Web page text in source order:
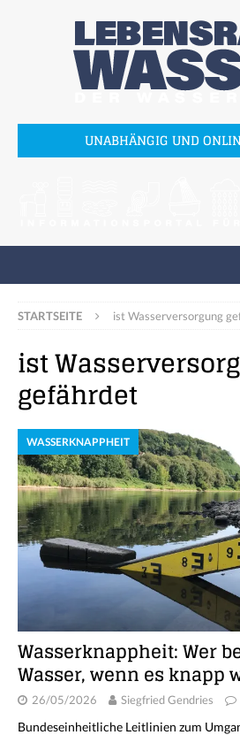
UNABHÄNGIG UND
STARTSEITE ist Wasserversorgung
ist
gefährdet
WASSERKNAPPHEIT
Wasserknappheit: Wer
Wasser, wenn es knapp
26/05/2026 Siegfried Gendries
Bundeseinheitliche Leitlinien zum